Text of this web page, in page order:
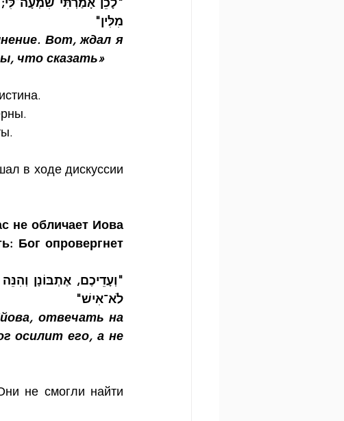
מִלִּין"
Вот, ждал я
что сказать»
в ходе дискуссии
не обличает Иова
Бог опровергнет
לֹא־אִישׁ"
отвечать на
осилит его, а не
не смогли найти